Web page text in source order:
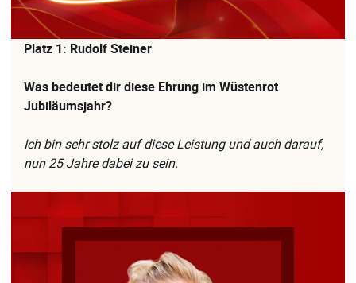
Platz 1: Rudolf Steiner
Was bedeutet dir diese Ehrung im Wüstenrot
Jubiläumsjahr?
Ich bin sehr stolz auf diese Leistung und auch darauf,
nun 25 Jahre dabei zu sein.